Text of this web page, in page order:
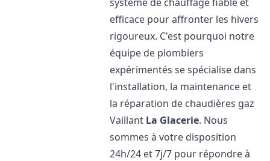
efficace pour affronter les hivers
rigoureux. C'est pourquoi notre
équipe de plombiers
expérimentés se spécialise dans
l'installation, la maintenance et
la réparation de chaudières gaz
Vaillant La Glacerie. Nous
sommes à votre disposition
24h/24 et 7j/7 pour répondre à